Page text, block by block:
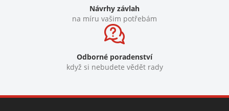
Návrhy závlah
na míru vašim potřebám
Odborné poradenství
když si nebudete vědět rady